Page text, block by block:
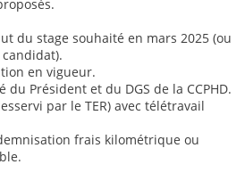
du stage souhaité en mars 2025 (ou
en vigueur.
du Président et du DGS de la CCPHD.
par le TER) avec télétravail
frais kilométrique ou